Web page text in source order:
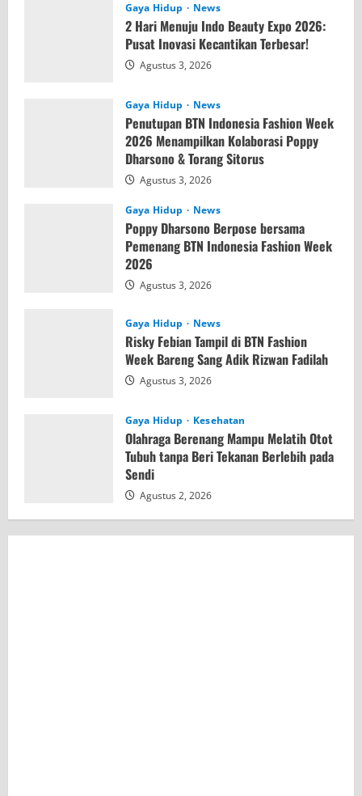
Gaya Hidup News
2 Hari Menuju Indo Beauty Expo 2026:
Pusat Inovasi Kecantikan Terbesar!
Agustus 3, 2026
Gaya Hidup News
Penutupan BTN Indonesia Fashion Week
2026 Menampilkan Kolaborasi Poppy
Dharsono & Torang Sitorus
Agustus 3, 2026
Gaya Hidup News
Poppy Dharsono Berpose bersama
Pemenang BTN Indonesia Fashion Week
2026
Agustus 3, 2026
Gaya Hidup News
Risky Febian Tampil di BTN Fashion
Week Bareng Sang Adik Rizwan Fadilah
Agustus 3, 2026
Gaya Hidup Kesehatan
Olahraga Berenang Mampu Melatih Otot
Tubuh tanpa Beri Tekanan Berlebih pada
Sendi
Agustus 2, 2026